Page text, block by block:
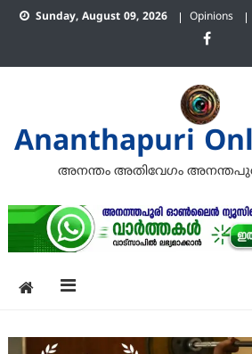
Skip
Sunday, August 09, 2026 Opinions
Ananthapuri
അനന്തം അതിവേഗം